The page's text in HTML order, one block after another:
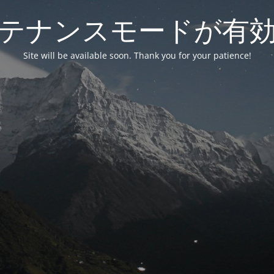
ナンスモードが有
Site will be available soon. Thank you for your patience!